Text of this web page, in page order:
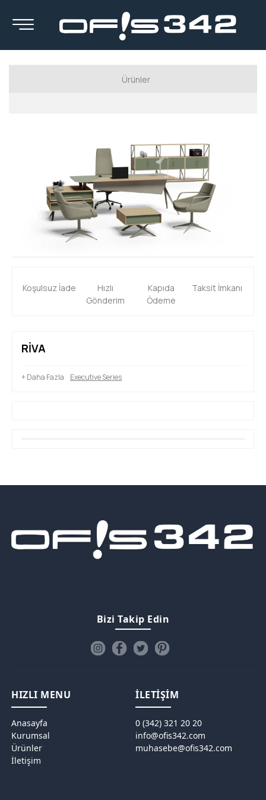
Ürünler
Workstation Series
Calışma Koltukları
Kanepeler
Ev Masaları
Kesonlar
Koşulsuz İade
Hızlı
Gönderim
Kapıda
Ödeme
Taksit İmkanı
RİVA
+ Daha Fazla Executive Series
Bizi Takip Edin
HIZLI MENU
Anasayfa
Kurumsal
Ürünler
İletişim
İLETİŞİM
0 (342) 321 20 20
info@ofis342.com
muhasebe@ofis342.com